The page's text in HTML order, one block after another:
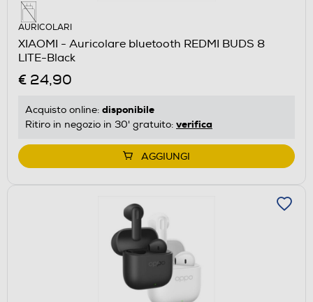
AURICOLARI
XIAOMI - Auricolare bluetooth REDMI BUDS 8
LITE-Black
€ 24,90
Acquisto online: disponibile
Ritiro in negozio in 30' gratuito: verifica
AGGIUNGI